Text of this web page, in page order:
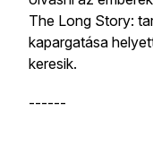
The Long Story:
kapargatása
keresik.
------